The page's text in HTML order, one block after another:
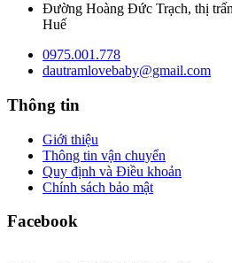
Đường Hoàng Đức Trạch, thị
Huế
0975.001.778
dautramlovebaby@gmail.com
Thông tin
Giới thiệu
Thông tin vận chuyển
Quy định và Điều khoản
Chính sách bảo mật
Facebook